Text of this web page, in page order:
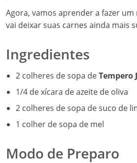
Agora, vamos aprender a fazer um
vai deixar suas carnes ainda mais
Ingredientes
2 colheres de sopa deTempero
1/4 de xícara de azeite de oliva
2 colheres de sopa de suco de
1 colher de sopa de mel
Modo de Preparo